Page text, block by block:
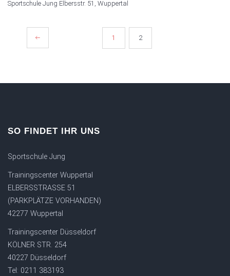
Sportschule Jung Elbersstr. 51, Wuppertal
SEITENNUMMERIERUNG
1 2
SO FINDET IHR UNS
Sportschule Jung
Trainingscenter Wuppertal
ELBERSSTRASSE 51
(PARKPLÄTZE VORHANDEN)
42277 Wuppertal
Trainingscenter Düsseldorf
KÖLNER STR. 254
40227 Düsseldorf
Tel: 0211 383193